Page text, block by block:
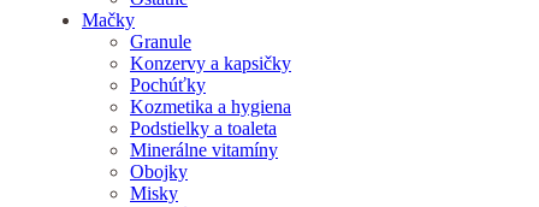
Mačky
Granule
Konzervy a kapsičky
Pochúťky
Kozmetika a hygiena
Podstielky a toaleta
Minerálne vitamíny
Obojky
Misky